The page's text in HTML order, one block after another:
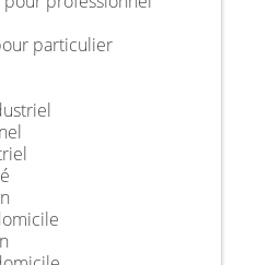
particulier